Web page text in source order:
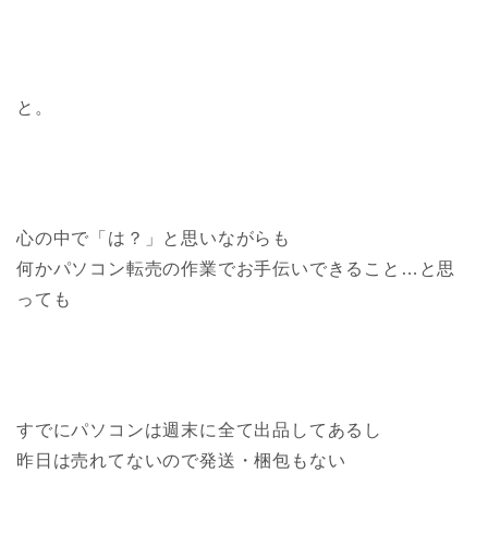
と。
心の中で「は？」と思いながらも
何かパソコン転売の作業でお手伝いできること…と思
っても
すでにパソコンは週末に全て出品してあるし
昨日は売れてないので発送・梱包もない